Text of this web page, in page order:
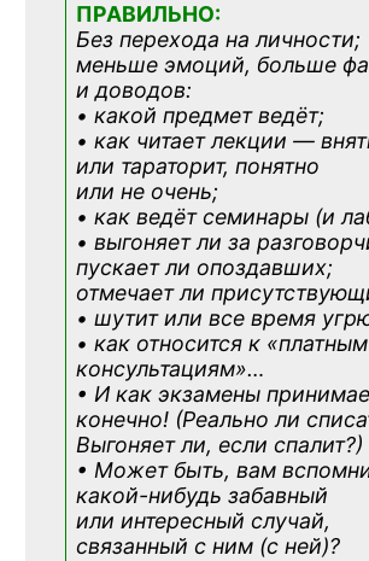
ПРАВИЛЬНО:
Без перехода на личности;
меньше эмоций, больше
и доводов:
• какой предмет ведёт;
• как читает лекции —
или тараторит, понятно
или не очень;
• как ведёт семинары (и
• выгоняет ли за
пускает ли опоздавших;
отмечает ли
• шутит или все время
• как относится к «платным
консультациям»…
• И как экзамены
конечно! (Реально ли
Выгоняет ли, если спалит?)
• Может быть, вам
какой-нибудь забавный
или интересный случай,
связанный с ним (с ней)?